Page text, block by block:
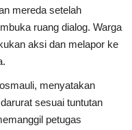
mereda setelah
ruang dialog. Warga
aksi dan melapor ke
menyatakan
sesuai tuntutan
petugas